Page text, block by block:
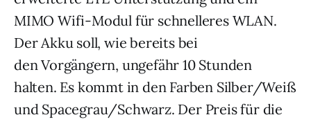
MIMO Wifi-Modul für schnelleres WLAN.
Der Akku soll, wie bereits bei
den Vorgängern, ungefähr 10 Stunden
halten. Es kommt in den Farben Silber/Weiß
und Spacegrau/Schwarz. Der Preis für die